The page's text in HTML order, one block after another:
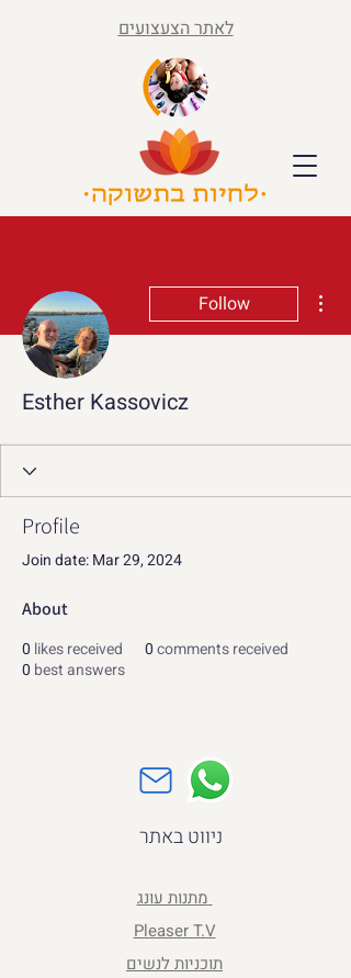
לאתר הצעצועים
Follow
Esther Kassovicz
Profile
Join date: Mar 29, 2024
About
0 likes received 0comments received
0 best answers
ניווט באתר
Pleaser T.V
תוכניות לנשים